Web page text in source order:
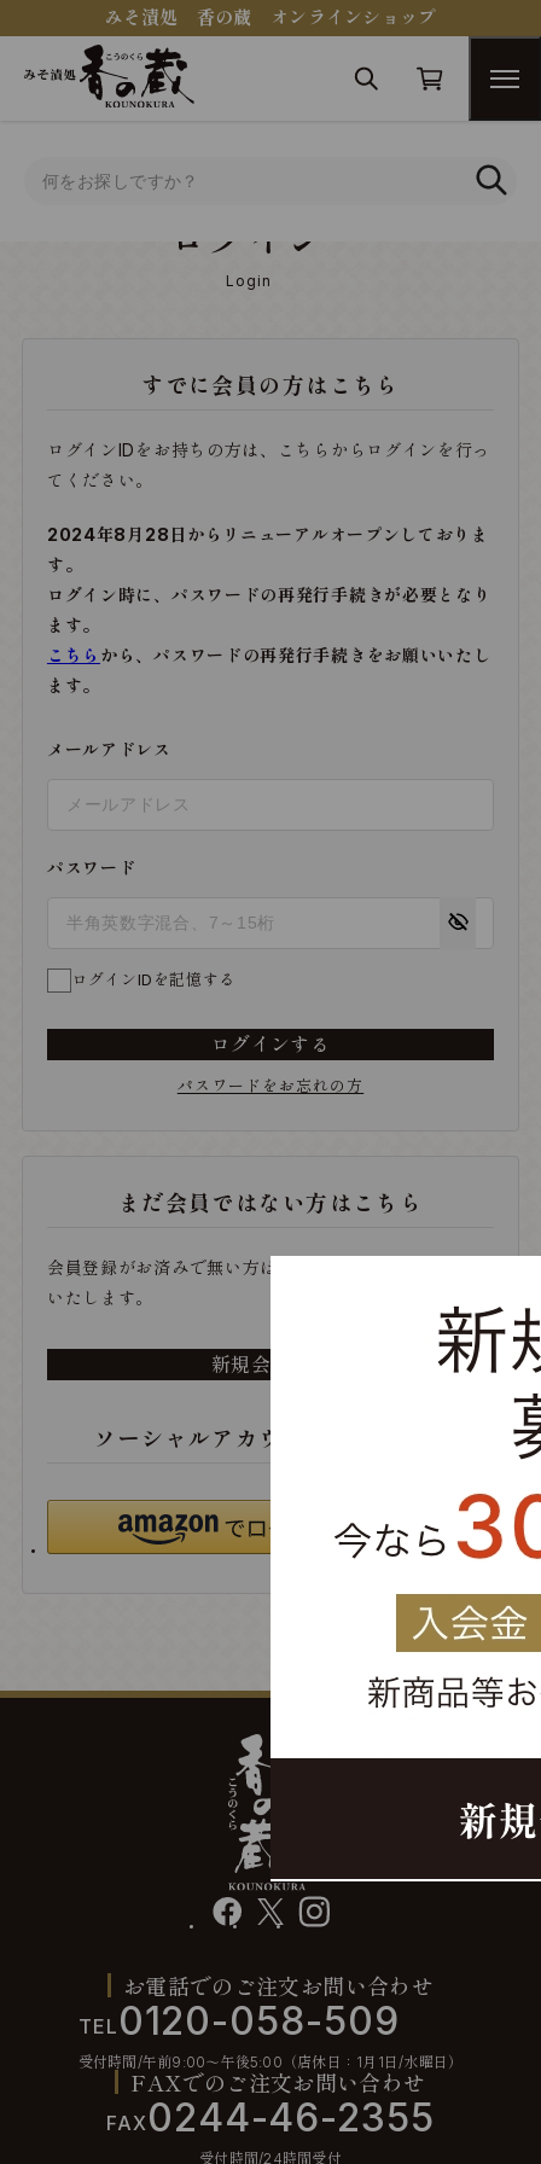
みそ漬処 香の蔵 オンラインショップ
ログイン
Login
すでに会員の方はこちら
ログインIDをお持ちの方は、こちらからログインを行っ
てください。
2024年8月28日からリニューアルオープンしておりま
す。
ログイン時に、パスワードの再発行手続きが必要となり
ます。
こちら から、パスワードの再発行手続きをお願いいたし
ます。
メールアドレス
パスワード
ログインIDを記憶する
ログインする
パスワードをお忘れの方
まだ会員ではない方はこちら
会員登録がお済みで無い方は、こちらから登録をお願い
いたします。
新規会員登録
ソーシャルアカウントでログイン
facebook instagram
お電話でのご注文お問い合わせ
TEL 0120-058-509
受付時間/午前9:00〜午後5:00（店休日：1月1日/水曜日）
FAXでのご注文お問い合わせ
FAX0244-46-2355
受付時間/24時間受付